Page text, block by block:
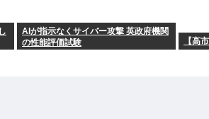
AIが指示なくサイバー攻撃 英政府機関
の性能評価試験
【高